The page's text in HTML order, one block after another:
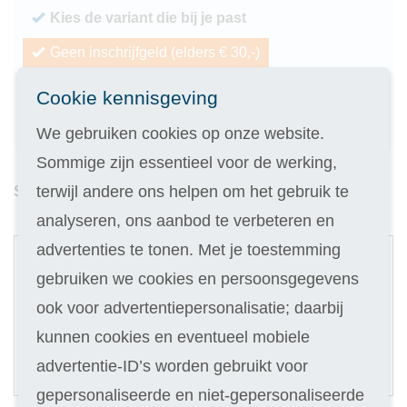
Kies de variant die bij je past
Geen inschrijfgeld (elders € 30,-)
Studieduur: 6 maanden
99
Selecteer
Of in termijnen: 5 x 22,90
Cookie kennisgeving
We gebruiken cookies op onze website.
Sommige zijn essentieel voor de werking,
terwijl andere ons helpen om het gebruik te
analyseren, ons aanbod te verbeteren en
advertenties te tonen. Met je toestemming
gebruiken we cookies en persoonsgegevens
ook voor advertentiepersonalisatie; daarbij
kunnen cookies en eventueel mobiele
advertentie-ID’s worden gebruikt voor
gepersonaliseerde en niet-gepersonaliseerde